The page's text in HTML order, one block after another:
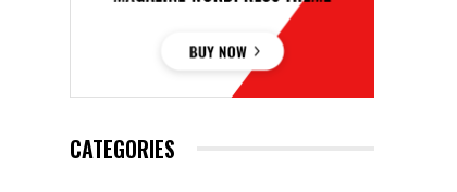
CATEGORIES